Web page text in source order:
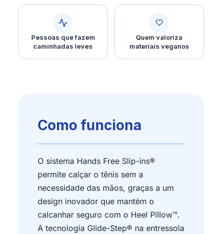
Pessoas que fazem
caminhadas leves
Quem valoriza
materiais veganos
Como funciona
O sistema Hands Free Slip-ins®
permite calçar o tênis sem a
necessidade das mãos, graças a um
design inovador que mantém o
calcanhar seguro com o Heel Pillow™.
A tecnologia Glide-Step® na entressola